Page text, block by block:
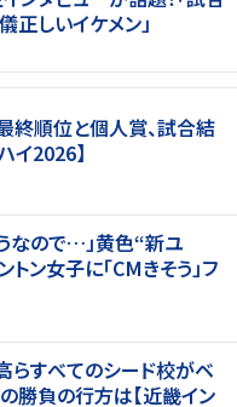
正しいイケメン」
順位と個人賞、試合結
イ2026】
なので…」黄色“新ユ
ン女子に「CMきそう」フ
すべてのシード校がベ
勝負の行方は【近畿イン